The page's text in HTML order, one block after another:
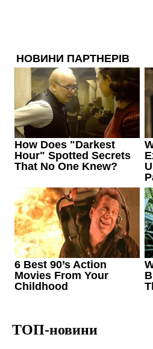
ТОП-новини